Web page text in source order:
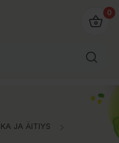
0
JA ÄITIYS